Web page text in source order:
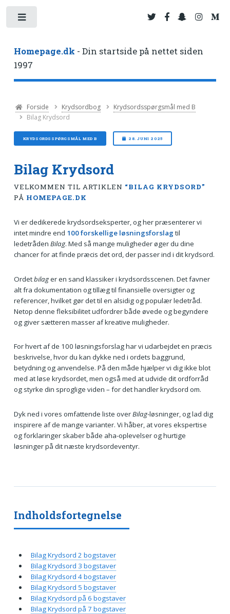
Homepage.dk - Din startside på nettet siden
1997
Forside Krydsordbog
Krydsordsspørgsmål med B
Bilag Krydsord
KRYDSORDSSPØRGSMÅL MED B 28. JUNI 2025
Bilag Krydsord
VELKOMMEN TIL ARTIKLEN “BILAG KRYDSORD”
PÅ HOMEPAGE.DK
Vi er dedikerede krydsordseksperter, og her præsenterer vi
intet mindre end 100 forskellige løsningsforslag til
ledetråden Bilag. Med så mange muligheder øger du dine
chancer for at finde præcis det ord, der passer ind i dit krydsord.
Ordetbilager en sand klassiker i krydsordsscenen. Det favner
alt fra dokumentation og tillæg til finansielle oversigter og
referencer, hvilket gør det til en alsidig og populær ledetråd.
Netop denne fleksibilitet udfordrer både øvede og begyndere
og giver sætteren masser af kreative muligheder.
For hvert af de 100 løsningsforslag har vi udarbejdet en præcis
beskrivelse, hvor du kan dykke ned i ordets baggrund,
betydning og anvendelse. På den måde hjælper vi dig ikke blot
med at løse krydsordet, men også med at udvide dit ordforråd
og styrke din sproglige viden – for det handler krydsord om.
Dyk ned i vores omfattende liste overBilag-løsninger, og lad dig
inspirere af de mange varianter. Vi håber, at vores ekspertise
og forklaringer skaber både aha-oplevelser og hurtige
løsninger på dit næste krydsordeventyr.
Indholdsfortegnelse
Bilag Krydsord 2 bogstaver
Bilag Krydsord 3 bogstaver
Bilag Krydsord 4 bogstaver
Bilag Krydsord 5 bogstaver
Bilag Krydsord på 6 bogstaver
Bilag Krydsord på 7 bogstaver